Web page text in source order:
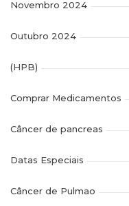
Novembro 2024
Outubro 2024
(HPB)
Comprar Medicamentos
Câncer de pancreas
Datas Especiais
Câncer de Pulmao